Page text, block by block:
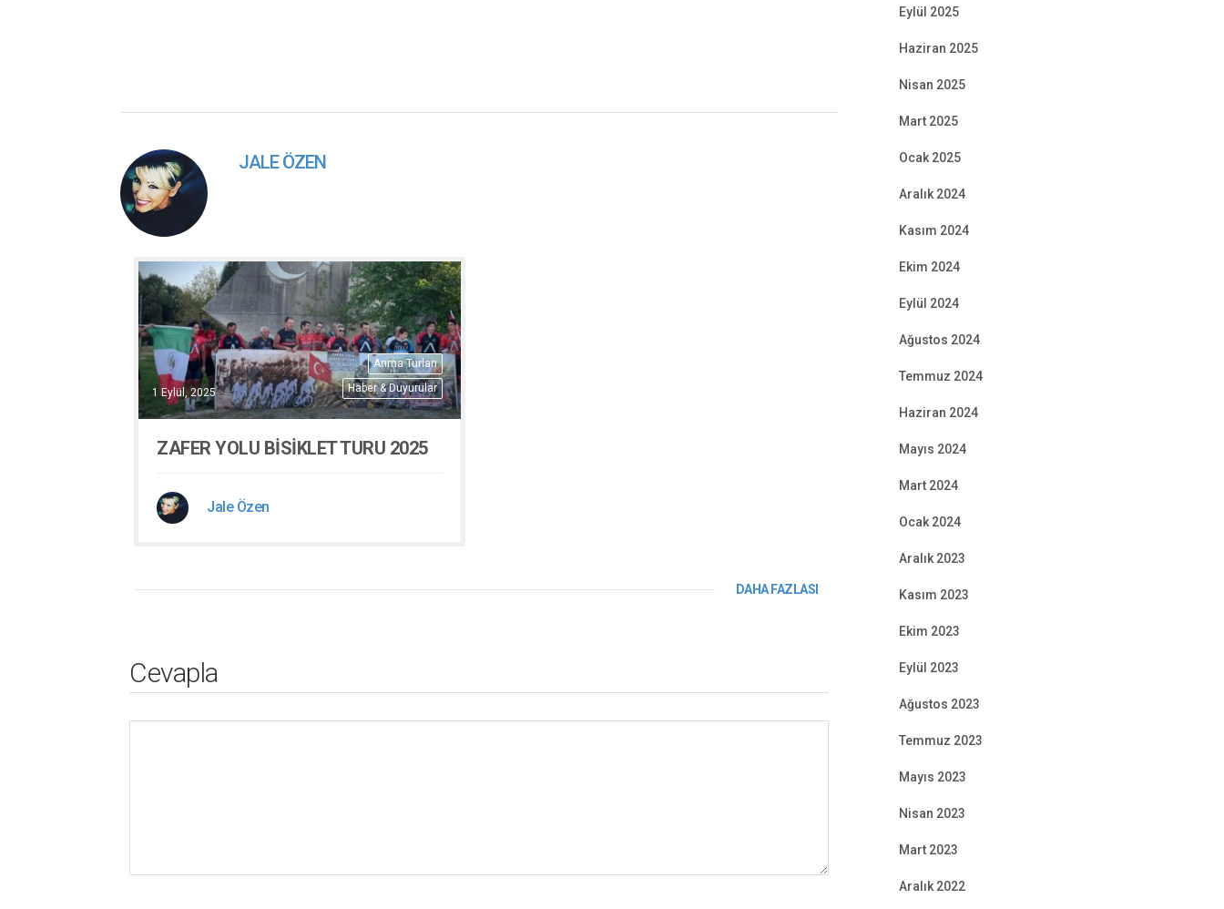
JALE ÖZEN
Anma Turları
Haber & Duyurular
1 Eylül, 2025
ZAFER YOLU BİSİKLET TURU 2025
Jale Özen
DAHA FAZLASI
Cevapla
Eylül 2025
Haziran 2025
Nisan 2025
Mart 2025
Ocak 2025
Aralık 2024
Kasım 2024
Ekim 2024
Eylül 2024
Ağustos 2024
Temmuz 2024
Haziran 2024
Mayıs 2024
Mart 2024
Ocak 2024
Aralık 2023
Kasım 2023
Ekim 2023
Eylül 2023
Ağustos 2023
Temmuz 2023
Mayıs 2023
Nisan 2023
Mart 2023
Aralık 2022